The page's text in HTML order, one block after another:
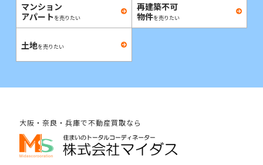
マンション
アパートを売りたい
再建築不可
物件を売りたい
土地を売りたい
大阪・奈良・兵庫で不動産買取なら